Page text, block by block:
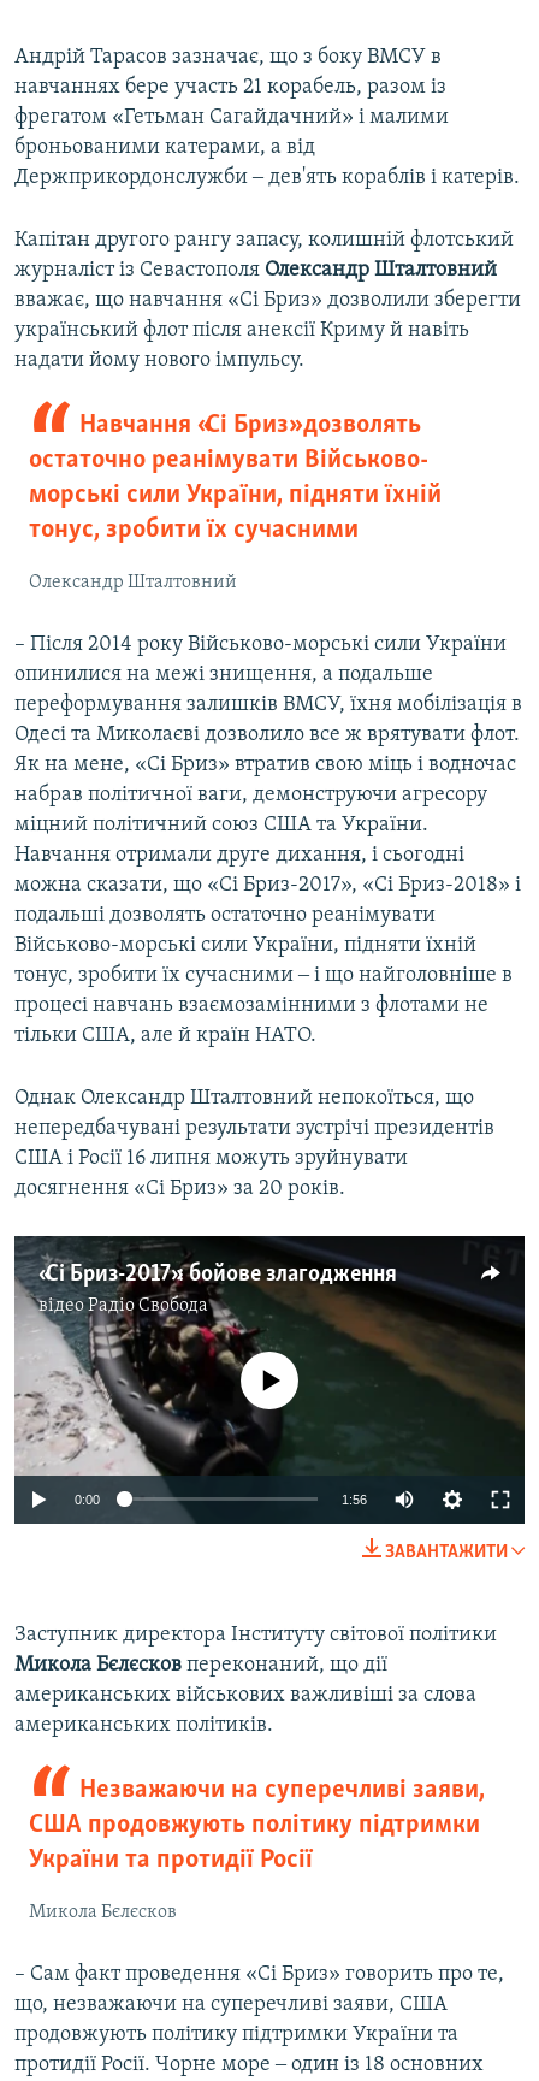
Андрій Тарасов зазначає, що з боку ВМСУ в
навчаннях бере участь 21 корабель, разом із
фрегатом «Гетьман Сагайдачний» і малими
броньованими катерами, а від
Держприкордонслужби ‒ дев'ять кораблів і катерів.
Капітан другого рангу запасу, колишній флотський
журналіст із Севастополя Олександр Шталтовний
вважає, що навчання «Сі Бриз» дозволили зберегти
український флот після анексії Криму й навіть
надати йому нового імпульсу.
Навчання «Сі Бриз» дозволять
остаточно реанімувати Військово-
морські сили України, підняти їхній
тонус, зробити їх сучасними
Олександр Шталтовний
– Після 2014 року Військово-морські сили України
опинилися на межі знищення, а подальше
переформування залишків ВМСУ, їхня мобілізація в
Одесі та Миколаєві дозволило все ж врятувати флот.
Як на мене, «Сі Бриз» втратив свою міць і водночас
набрав політичної ваги, демонструючи агресору
міцний політичний союз США та України.
Навчання отримали друге дихання, і сьогодні
можна сказати, що «Сі Бриз-2017», «Сі Бриз-2018» і
подальші дозволять остаточно реанімувати
Військово-морські сили України, підняти їхній
тонус, зробити їх сучасними ‒ і що найголовніше в
процесі навчань взаємозамінними з флотами не
тільки США, але й країн НАТО.
Однак Олександр Шталтовний непокоїться, що
непередбачувані результати зустрічі президентів
США і Росії 16 липня можуть зруйнувати
досягнення «Сі Бриз» за 20 років.
«Сі Бриз-2017»: бойове злагодження
відеоРадіо Свобода
No media source currently available
0:00 1:56
ЗАВАНТАЖИТИ
Заступник директора Інституту світової політики
Микола Бєлєсков переконаний, що дії
американських військових важливіші за слова
американських політиків.
Незважаючи на суперечливі заяви,
США продовжують політику підтримки
України та протидії Росії
Микола Бєлєсков
– Сам факт проведення «Сі Бриз» говорить про те,
що, незважаючи на суперечливі заяви, США
продовжують політику підтримки України та
протидії Росії. Чорне море ‒ один із 18 основних